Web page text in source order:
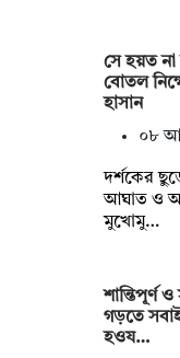
সে হয়ত
বোতল
হাসান
০৮
দর্শকের
আঘাত ও
মুখোমু…
শান্তিপূর্ণ
গড়তে
হওয…